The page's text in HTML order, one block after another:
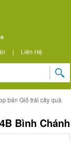
| Liên Hệ
bán Giỏ trái cây quà
Bình Chánh